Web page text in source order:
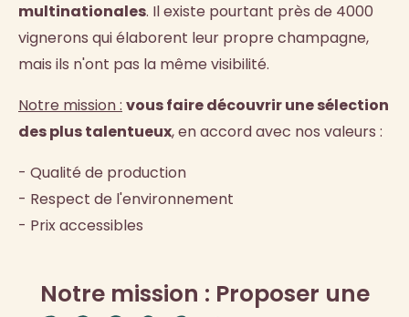
multinationales. Il existe pourtant près de 4000
vignerons qui élaborent leur propre champagne,
mais ils n'ont pas la même visibilité.
Notre mission : vous faire découvrir une sélection
des plus talentueux, en accord avec nos valeurs :
- Qualité de production
- Respect de l'environnement
- Prix accessibles
Notre mission : Proposer une